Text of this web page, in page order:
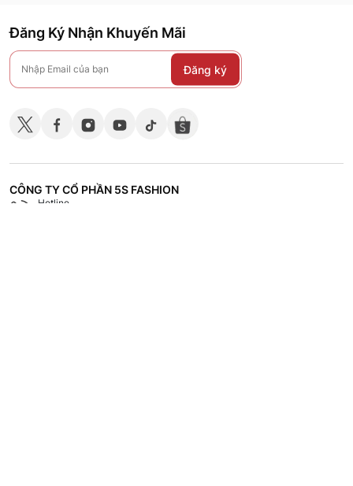
Đăng Ký Nhận Khuyến Mãi
Đăng ký
CÔNG TY CỔ PHẦN 5S FASHION
Hotline